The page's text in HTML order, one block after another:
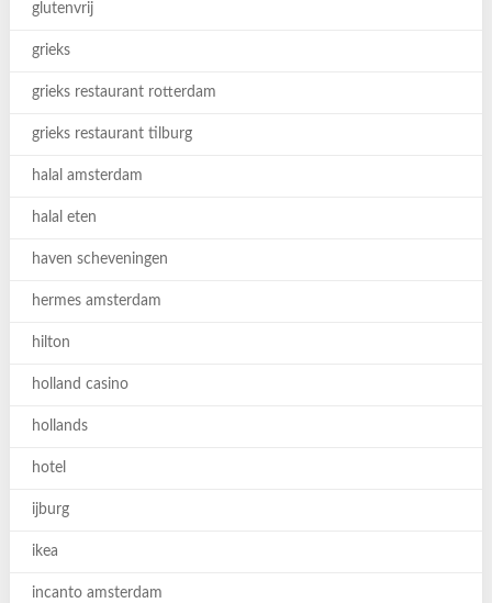
glutenvrij
grieks
grieks restaurant rotterdam
grieks restaurant tilburg
halal amsterdam
halal eten
haven scheveningen
hermes amsterdam
hilton
holland casino
hollands
hotel
ijburg
ikea
incanto amsterdam